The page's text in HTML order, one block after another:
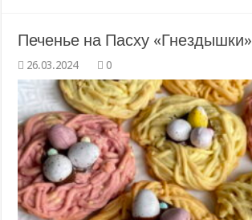
Печенье на Пасху «Гнездышки»
0